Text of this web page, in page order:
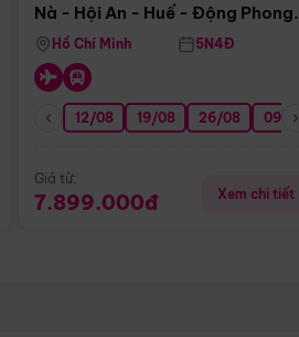
06/09 13/09 20/09 27/09
Nà - Hội An - Huế - Động Phong
NhaHồ Chí Minh 5N4Đ
12/08 19/08 26/08 09/09
Giá từ:
7.899.000đ Xem chi tiết